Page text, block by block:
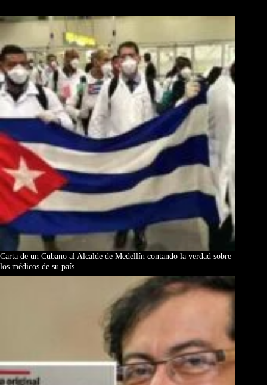
Carta de un Cubano al Alcalde de Medellín contando la verdad sobre
los médicos de su país